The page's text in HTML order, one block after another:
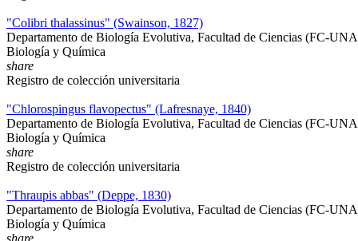
"Colibri thalassinus" (Swainson, 1827)
Departamento de Biología Evolutiva, Facultad de Ciencias (FC-
Biología y Química
share
Registro de colección universitaria
"Chlorospingus flavopectus" (Lafresnaye, 1840)
Departamento de Biología Evolutiva, Facultad de Ciencias (FC-
Biología y Química
share
Registro de colección universitaria
"Thraupis abbas" (Deppe, 1830)
Departamento de Biología Evolutiva, Facultad de Ciencias (FC-
Biología y Química
share